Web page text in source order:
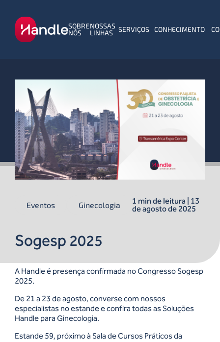
SOBRE
NÓS
NOSSAS
LINHAS
SERVIÇOS CONHECIMENTO
Eventos Ginecologia
1 min de leitura | 13
de agosto de 2025
Sogesp 2025
A Handle é presença confirmada no Congresso Sogesp
2025.
De 21 a 23 de agosto, converse com nossos
especialistas no estande e confira todas as Soluções
Handle para Ginecologia.
Estande 59, próximo à Sala de Cursos Práticos da